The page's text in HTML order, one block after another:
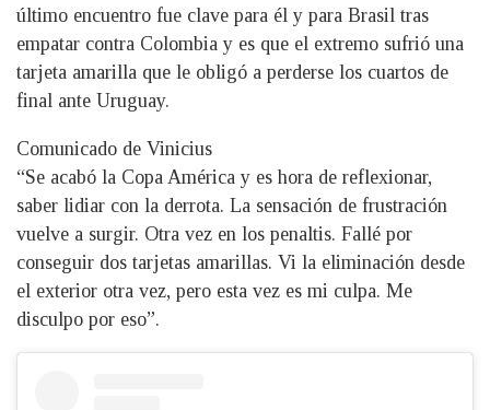
último encuentro fue clave para él y para Brasil tras
empatar contra Colombia y es que el extremo sufrió una
tarjeta amarilla que le obligó a perderse los cuartos de
final ante Uruguay.
Comunicado de Vinicius
“Se acabó la Copa América y es hora de reflexionar,
saber lidiar con la derrota. La sensación de frustración
vuelve a surgir. Otra vez en los penaltis. Fallé por
conseguir dos tarjetas amarillas. Vi la eliminación desde
el exterior otra vez, pero esta vez es mi culpa. Me
disculpo por eso”.